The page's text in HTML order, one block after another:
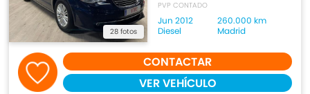
28 fotos
PVP CONTADO
Jun 2012
260.000 km
Diesel
Madrid
CONTACTAR
VER VEHÍCULO